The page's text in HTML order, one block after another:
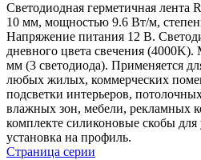
Светодиодная герметичная
10 мм, мощностью 9.6 Вт/м,
Напряжение питания 12 В.
дневного цвета свечения
мм (3 светодиода). Применяется
любых жилых, коммерческих
подсветки интерьеров,
влажных зон, мебели, рекламных
комплекте силиконовые скобы для
установка на профиль.
Страница серии